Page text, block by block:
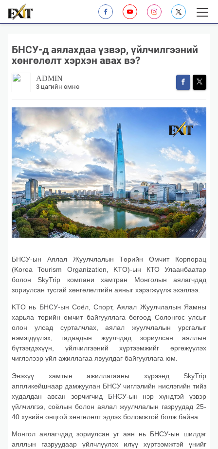
​БНСУ-д аялахдаа үзвэр, үйлчилгээний
хөнгөлөлт хэрхэн авах вэ?
ADMIN
3 цагийн өмнө
БНСУ-ын Аялал Жуулчлалын Төрийн Өмчит Корпорац
(Korea Tourism Organization, KTO)-ын КТО Улаанбаатар
болон SkyTrip компани хамтран Монголын аялагчдад
зориулсан тусгай хөнгөлөлтийн аяныг хэрэгжүүлж эхэллээ.
KTO нь БНСУ-ын Соёл, Спорт, Аялал Жуулчлалын Яамны
харьяа төрийн өмчит байгууллага бөгөөд Солонгос улсыг
олон улсад сурталчлах, аялал жуулчлалын урсгалыг
нэмэгдүүлэх, гадаадын жуулчдад зориулсан аяллын
бүтээгдэхүүн, үйлчилгээний хүртээмжийг өргөжүүлэх
чиглэлээр үйл ажиллагаа явуулдаг байгууллага юм.
Энэхүү хамтын ажиллагааны хүрээнд SkyTrip
аппликейшнаар дамжуулан БНСУ чиглэлийн нислэгийн тийз
худалдан авсан зорчигчид БНСУ-ын нэр хүндтэй үзвэр
үйлчилгээ, соёлын болон аялал жуулчлалын газруудад 25-
40 хувийн онцгой хөнгөлөлт эдлэх боломжтой болж байна.
Монгол аялагчдад зориулсан уг аян нь БНСУ-ын шилдэг
аяллын газруудаар үйлчлүүлэх илүү хүртээмжтэй үнийг